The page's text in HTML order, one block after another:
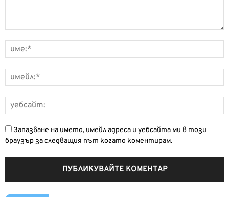
Запазване на името, имейл адреса и уебсайта ми в този
браузър за следващия път когато коментирам.